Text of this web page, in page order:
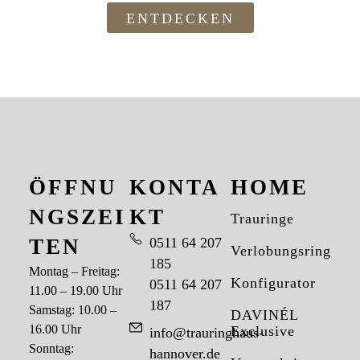
ENTDECKEN
HOME
Trauringe
Verlobungsringe
Konfigurator
DAVINÉL
Exclusive
KONTA
KT
0511 64 207
185
0511 64 207
187
info@trauringhaus-
hannover.de
ÖFFNU
NGSZEI
TEN
Montag – Freitag:
11.00 – 19.00 Uhr
Samstag: 10.00 –
16.00 Uhr
Sonntag: